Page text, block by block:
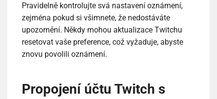
Pravidelně kontrolujte svá nastavení oznámení,
zejména pokud si všimnete, že nedostáváte
upozornění. Někdy mohou aktualizace Twitchu
resetovat vaše preference, což vyžaduje, abyste
znovu povolili oznámení.
Propojení účtu Twitch s